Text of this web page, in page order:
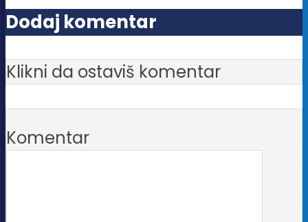
Dodaj komentar
Klikni da ostaviš komentar
Komentar